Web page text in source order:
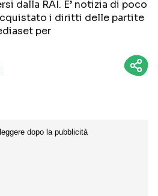
dalla RAI. E’ notizia di poco
i diritti delle partite
per